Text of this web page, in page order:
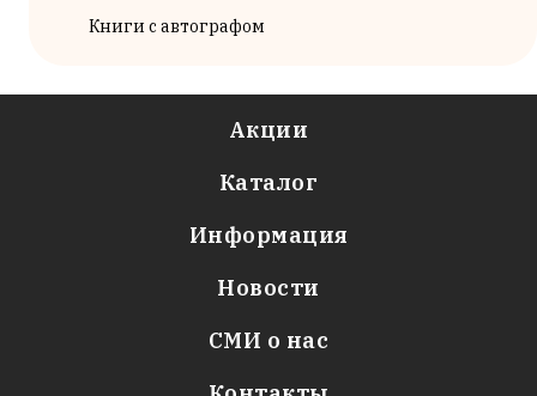
Книги с автографом
Акции
Каталог
Информация
Новости
СМИ о нас